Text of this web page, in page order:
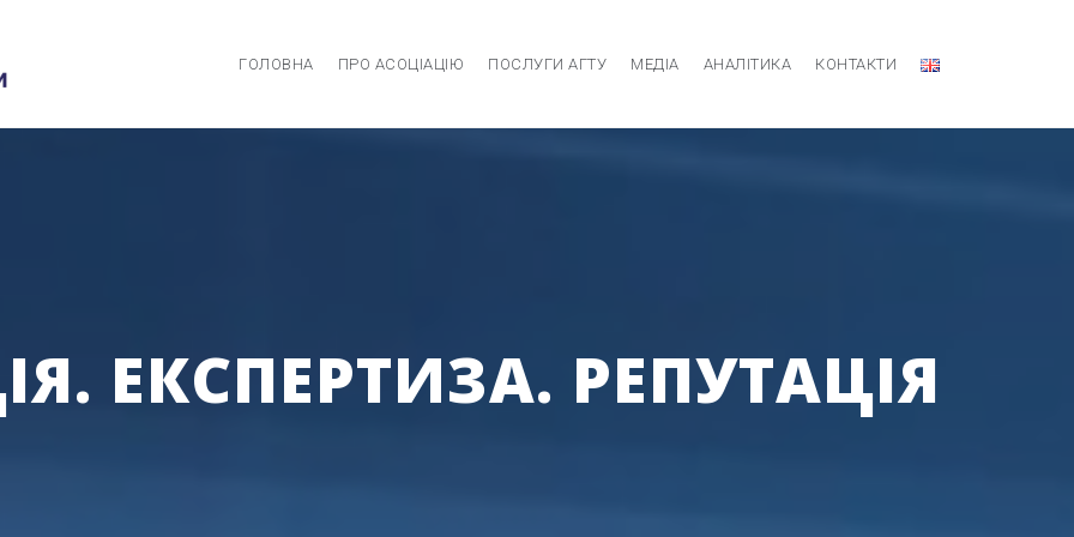
ГОЛОВНА ПРО АСОЦІАЦІЮ ПОСЛУГИ АГТУ МЕДІА АНАЛІТИКА КОНТАКТИ
ЕКСПЕРТИЗА. РЕПУТАЦІЯ